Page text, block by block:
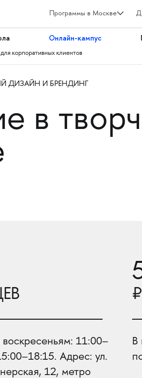
Программы в Москве
Онлайн-кампус
корпоративных клиентов
И БРЕНДИНГ
в
воскресеньям: 11:00–
Адрес: ул.
12, метро
В